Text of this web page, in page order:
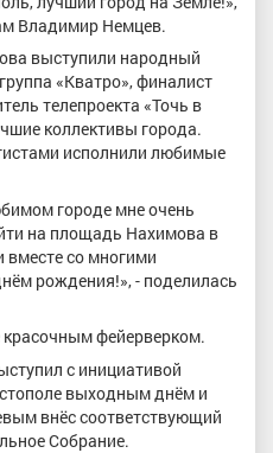
Владимир Немцев.
выступили народный
«Кватро», финалист
телепроекта «Точь в
коллективы города.
исполнили любимые
городе мне очень
на площадь Нахимова в
вместе со многими
рождения!», - поделилась
фейерверком.
с инициативой
выходным днём и
внёс соответствующий
Собрание.